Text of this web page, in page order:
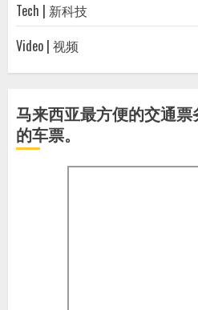
Tech | 新科技
Video | 视频
马来西亚最方便的交通
的车票。